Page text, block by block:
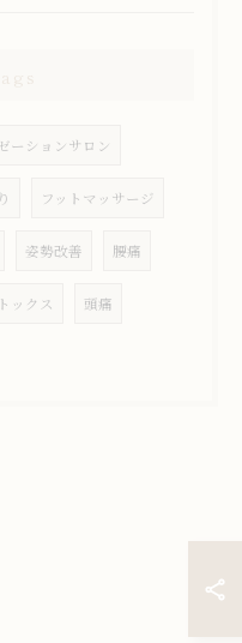
ーションサロン
フットマッサージ
姿勢改善 腰痛
ックス 頭痛